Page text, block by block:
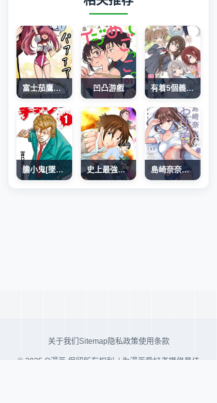
富士茄鷹老師的推特短篇 凹凸游戲 有着5個義妹的我
膽小鬼[墜落]前夜之故事 史上最強弟子兼一2 達人篇 島崎奈奈@工作募集中
关于我们 Sitemap隐私政策使用条款
© 2025 Q漫画 保留所有权利. | 为漫画爱好者提供最佳